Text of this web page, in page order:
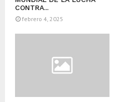
CONTRA...
febrero 4, 2025